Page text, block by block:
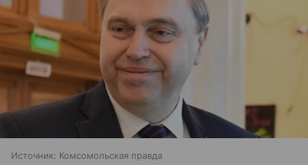
Источник: Комсомольская правда